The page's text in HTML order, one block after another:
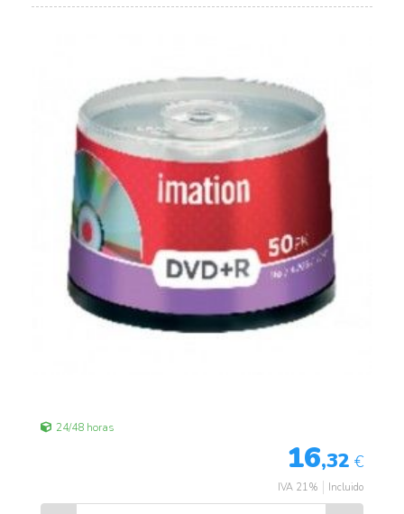
24/48 horas
16,32 €
IVA 21% Incluido